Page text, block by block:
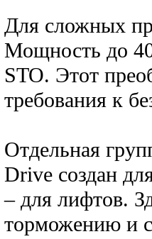
Для сложных
Мощность до
STO. Этот
требования к
Отдельная
Drive создан
– для лифтов.
торможению и